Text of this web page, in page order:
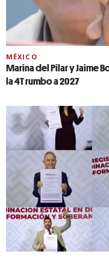
MÉXICO
Marina del Pilar y Jaime
la 4T rumbo a 2027